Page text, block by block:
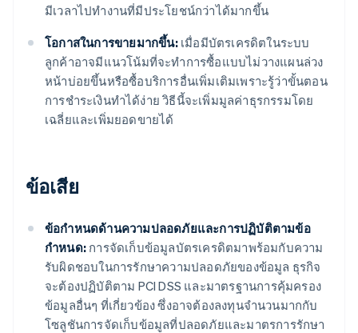
มีเวลาไปทำงานที่มีประโยชน์กว่าได้มากขึ้น
โอกาสในการขายมากขึ้น:เมื่อมีบัตรเครดิตในระบบ
ลูกค้าอาจมีแนวโน้มที่จะทำการซื้อแบบไม่วางแผนล่วง
หน้าบ่อยขึ้นหรือซื้อบริการอื่นเพิ่มเติมเพราะรู้ว่าขั้นตอน
การชำระเงินทำได้ง่าย วิธีนี้จะเพิ่มมูลค่าธุรกรรมโดย
เฉลี่ยและเพิ่มยอดขายได้
ข้อเสีย
ข้อกำหนดด้านความปลอดภัยและการปฏิบัติตามข้อ
กำหนด: การจัดเก็บข้อมูลบัตรเครดิตมาพร้อมกับความ
รับผิดชอบในการรักษาความปลอดภัยของข้อมูล ธุรกิจ
จะต้องปฏิบัติตาม PCI DSS และมาตรฐานการคุ้มครอง
ข้อมูลอื่นๆ ที่เกี่ยวข้อง ซึ่งอาจต้องลงทุนจำนวนมากกับ
โซลูชันการจัดเก็บข้อมูลที่ปลอดภัยและมาตรการรักษา